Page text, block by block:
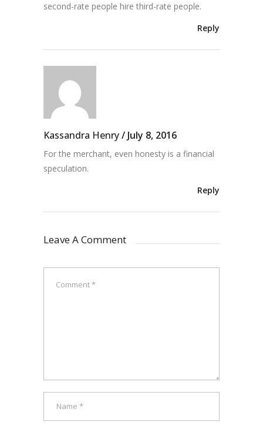
second-rate people hire third-rate people.
Reply
Kassandra Henry/ July 8, 2016
For the merchant, even honesty is a financial
speculation.
Reply
Leave A Comment